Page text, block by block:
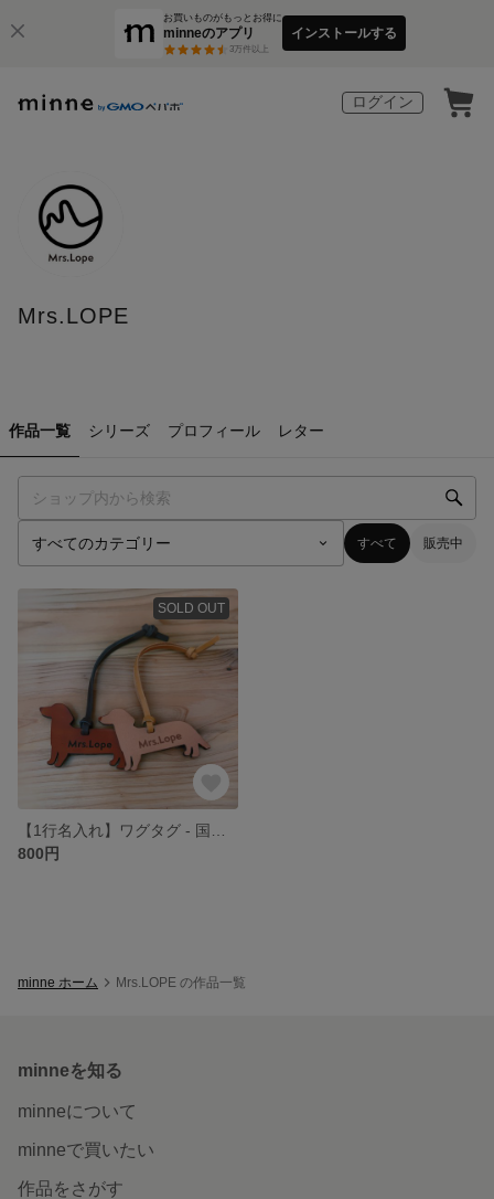
お買いものがもっとお得に
minneのアプリ
3万件以上
インストールする
ログイン
Mrs.LOPE
作品一覧 シリーズ プロフィール レター
すべて 販売中
SOLD OUT
800円
minne ホーム Mrs.LOPE の作品一覧
minneを知る
minneについて
minneで買いたい
作品をさがす